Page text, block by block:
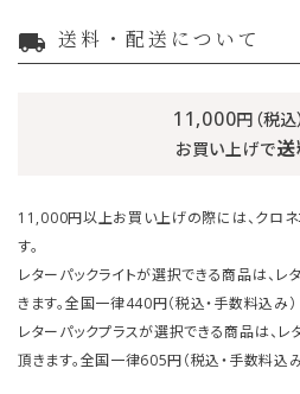
local_shipping 送料・配送について
11,000円（税
お買い上げで
11,000円以上お買い上げの際には、クロ
す。
レターパックライトが選択できる商品は、
きます。全国一律440円（税込・手数料込み）
レターパックプラスが選択できる商品は、
頂きます。全国一律605円（税込・手数料込み